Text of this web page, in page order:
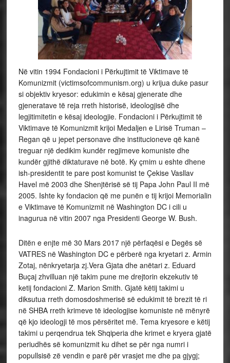
Në vitin 1994 Fondacioni i Përkujtimit të Viktimave të
Komunizmit (victimsofcommunism.org) u krijua duke pasur
si objektiv kryesor: edukimin e kësaj gjenerate dhe
gjeneratave të reja rreth historisë, ideologjisë dhe
legjitimitetin e kësaj ideologjie. Fondacioni i Përkujtimit të
Viktimave të Komunizmit krijoi Medaljen e Lirisë Truman –
Regan që u jepet personave dhe institucioneve që kanë
treguar një dedikim kundër regjimeve komuniste dhe
kundër gjithë diktaturave në botë. Ky çmim u eshte dhene
ish-presidentit te pare post komunist te Çekise Vasllav
Havel më 2003 dhe Shenjtërisë së tij Papa John Paul II më
2005. Ishte ky fondacion që me punën e tij krijoi Memorialin
e Viktimave të Komunizmit në Washington DC i cili u
inagurua në vitin 2007 nga Presidenti George W. Bush.
Ditën e enjte më 30 Mars 2017 një përfaqësi e Degës së
VATRES në Washington DC e përberë nga kryetari z. Armin
Zotaj, nënkryetarja zj.Vera Gjata dhe anëtari z. Eduard
Buçaj zhvilluan një takim pune me drejtorin ekzekutiv të
ketij fondacioni Z. Marion Smith. Gjatë këtij takimi u
diksutua rreth domosdoshmerisë së edukimit të brezit të ri
në SHBA rreth krimeve të ideologjise komuniste në mënyrë
që kjo ideologji të mos përsëritet më. Tema kryesore e këtij
takimi u perqendrua tek Shqiperia dhe krimet e kryera gjatë
periudhës së komunizmit ku dihet se për nga numri i
popullsisë zë vendin e parë për vrasjet me dhe pa gjygj;